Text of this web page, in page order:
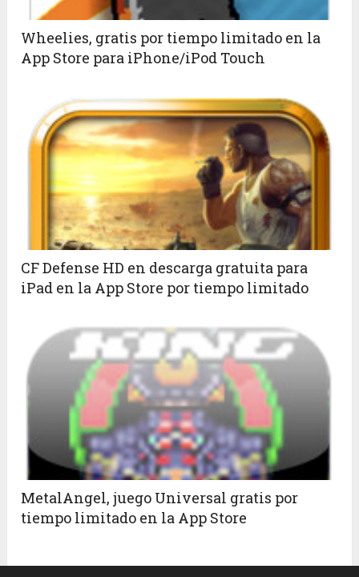
Wheelies, gratis por tiempo limitado en la
App Store para iPhone/iPod Touch
CF Defense HD en descarga gratuita para
iPad en la App Store por tiempo limitado
MetalAngel, juego Universal gratis por
tiempo limitado en la App Store